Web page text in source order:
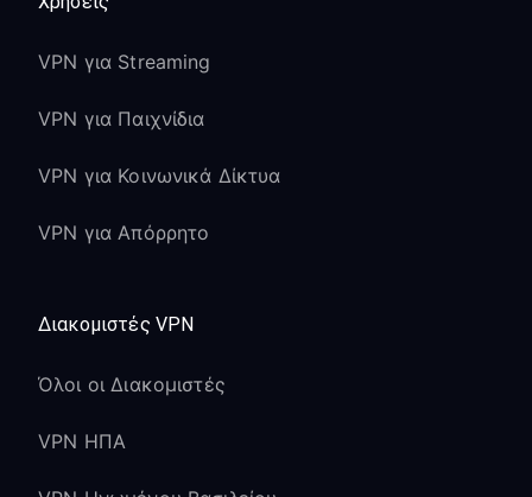
VPN για Streaming
VPN για Παιχνίδια
VPN για Κοινωνικά Δίκτυα
VPN για Απόρρητο
Διακομιστές VPN
Όλοι οι Διακομιστές
VPN ΗΠΑ